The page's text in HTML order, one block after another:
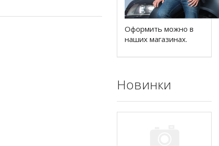
Оформить можно в
наших магазинах.
Новинки